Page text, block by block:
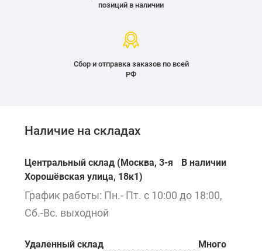
позиций в наличии
Сбор и отправка заказов по всей
РФ
Наличие на складах
Центральный склад (Москва, 3-я
Хорошёвская улица, 18к1)
В наличии
График работы: Пн.- Пт. с 10:00 до 18:00,
Сб.-Вс. выходной
Удаленный склад Много